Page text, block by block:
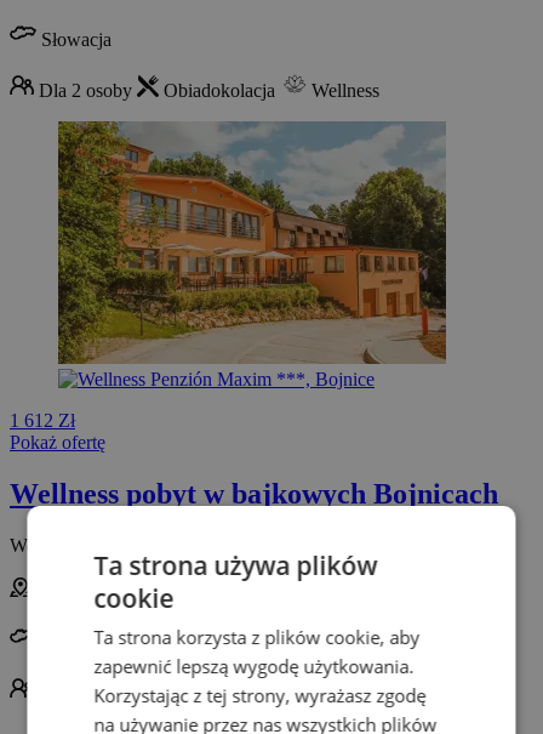
Słowacja
Dla 2 osoby Obiadokolacja Wellness
1 612 Zł
Pokaż ofertę
Wellness pobyt w bajkowych Bojnicach
Wellness Penzion Maxim ***
Słowacja
Dla 2 osoby Obiadokolacja Wellness
Ta strona używa plików
cookie
Ta strona korzysta z plików cookie, aby
zapewnić lepszą wygodę użytkowania.
Korzystając z tej strony, wyrażasz zgodę
na używanie przez nas wszystkich plików